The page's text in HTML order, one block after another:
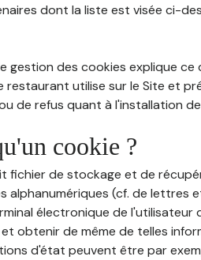
dont la liste est visée ci-
gestion des cookies explique ce
restaurant utilise sur le Site et
de refus quant à l'installation
cookie ?
fichier de stockage et de
(cf. de lettres
électronique de l'utilisateur
obtenir de même de telles
d'état peuvent être par